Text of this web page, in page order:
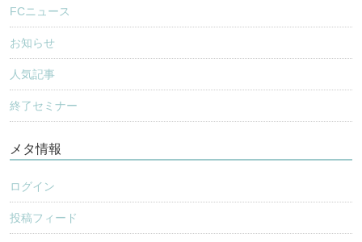
FCニュース
お知らせ
人気記事
終了セミナー
メタ情報
ログイン
投稿フィード